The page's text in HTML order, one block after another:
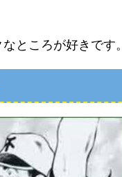
ところが好きです。